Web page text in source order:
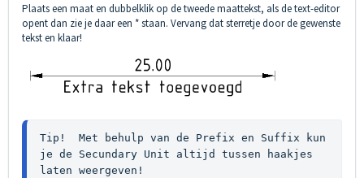
Plaats een maat en dubbelklik op de tweede maattekst, als de text-editor
opent dan zie je daar een * staan. Vervang dat sterretje door de gewenste
tekst en klaar!
Tip!  Met behulp van de Prefix en Suffix kun
je de Secundary Unit altijd tussen haakjes
laten weergeven!